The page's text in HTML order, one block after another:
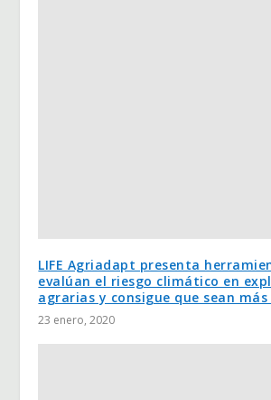
LIFE Agriadapt presenta
evalúan el riesgo climático en
agrarias y consigue que sean
23 enero, 2020